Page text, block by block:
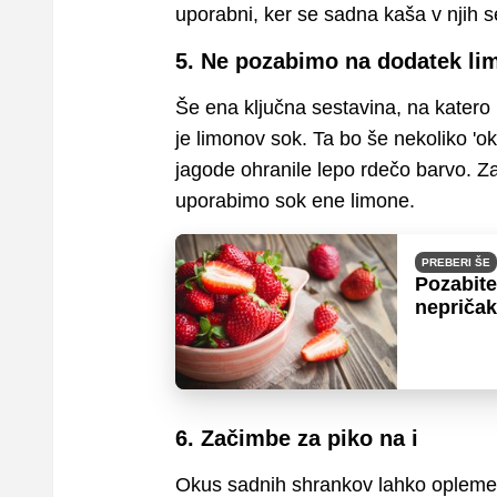
uporabni, ker se sadna kaša v njih
5. Ne pozabimo na dodatek
Še ena ključna sestavina, na
je limonov sok. Ta bo še nekoliko
jagode ohranile lepo rdečo barvo.
uporabimo sok ene limone.
PREBERI ŠE
6. Začimbe za piko na i
Okus sadnih shrankov lahko